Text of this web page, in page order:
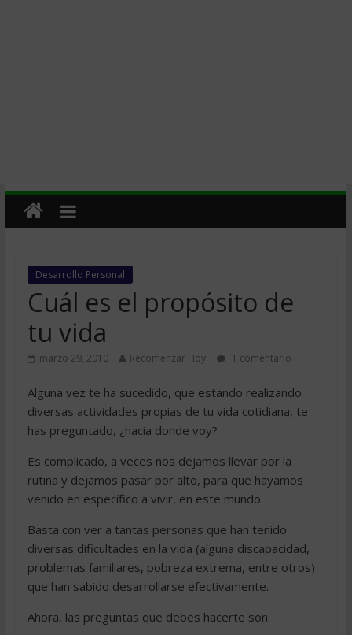
Desarrollo Personal
Cuál es el propósito de
tu vida
marzo 29, 2010 Recomenzar Hoy 1 comentario
Alguna vez te ha sucedido, que estando realizando
diversas actividades propias de tu vida cotidiana, te
has preguntado, ¿hacia donde voy?
Es complicado, a veces nos dejamos llevar por la
rutina y dejamos pasar por alto, para que hayamos
venido en específico a vivir, en este mundo.
Basta con ver a tantas personas que han tenido
diversas dificultades en la vida (alguna discapacidad,
problemas familiares, pobreza extrema, entre otros)
que han sabido desarrollarse efectivamente.
Ahora, las preguntas que debes hacerte son: